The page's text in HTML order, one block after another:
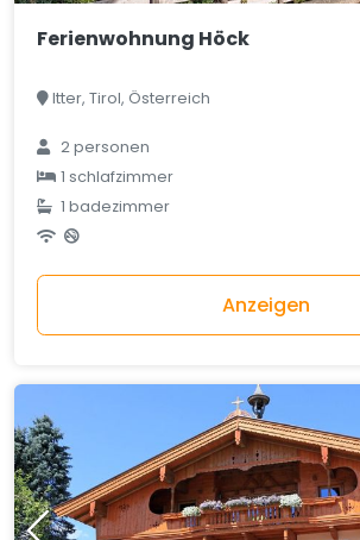
Ferienwohnung Höck
Itter, Tirol, Österreich
2 personen
1 schlafzimmer
1 badezimmer
Anzeigen